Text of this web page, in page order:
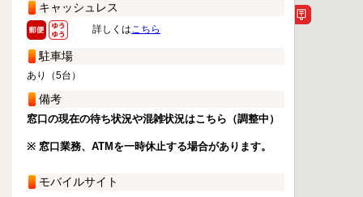
キャッシュレス
詳しくはこちら
駐車場
あり（5台）
備考
窓口の現在の待ち状況や混雑状況はこちら（調整中）
※ 窓口業務、ATMを一時休止する場合があります。
モバイルサイト